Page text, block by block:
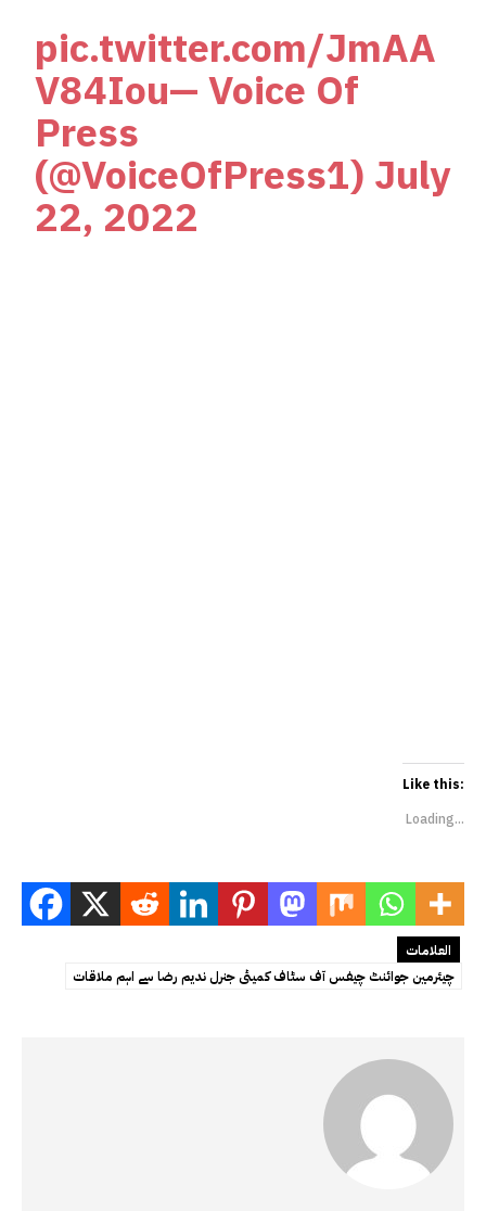
pic.twitter.com/JmAA
V84Iou— Voice Of
Press
(@VoiceOfPress1) July
22, 2022
Like this:
Loading...
العلامات
چیئرمین جوائنٹ چیفس آف سٹاف کمیٹی جنرل ندیم رضا سے اہم ملاقات